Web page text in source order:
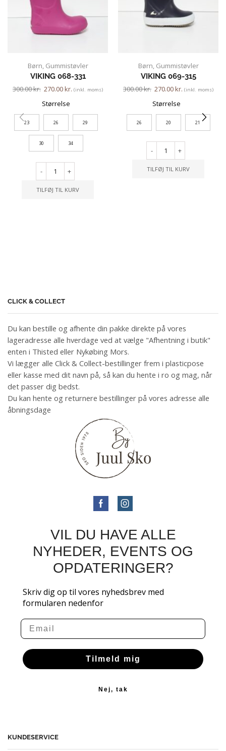
Børn, Gummistøvler
VIKING 068-331
300.00kr. 270.00kr. (inkl. moms)
Størrelse
23 26 29
30 34
- +
TILFØJ TIL KURV
Børn, Gummistøvler
VIKING 069-315
300.00kr. 270.00kr. (inkl. moms)
Størrelse
26 20 21
- +
TILFØJ TIL KURV
CLICK & COLLECT
Du kan bestille og afhente din pakke direkte på vores
lageradresse alle hverdage ved at vælge "Afhentning i butik"
enten i Thisted eller Nykøbing Mors.
Vi lægger alle Click & Collect-bestillinger frem i plasticpose
eller kasse med dit navn på, så kan du hente i ro og mag, når
det passer dig bedst.
Du kan hente og returnere bestillinger på vores adresse alle
åbningsdage
VIL DU HAVE ALLE
NYHEDER, EVENTS OG
OPDATERINGER?
Skriv dig op til vores nyhedsbrev med
formularen nedenfor
Email
Tilmeld mig
Nej, tak
KUNDESERVICE